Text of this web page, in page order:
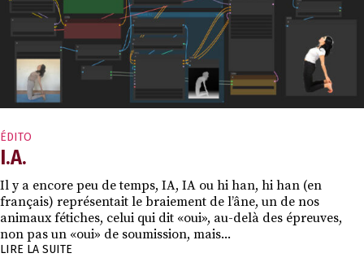
ÉDITO
I.A.
Il y a encore peu de temps, IA, IA ou hi han, hi han (en
français) représentait le braiement de l’âne, un de nos
animaux fétiches, celui qui dit «oui», au-delà des épreuves,
non pas un «oui» de soumission, mais...
LIRE LA SUITE